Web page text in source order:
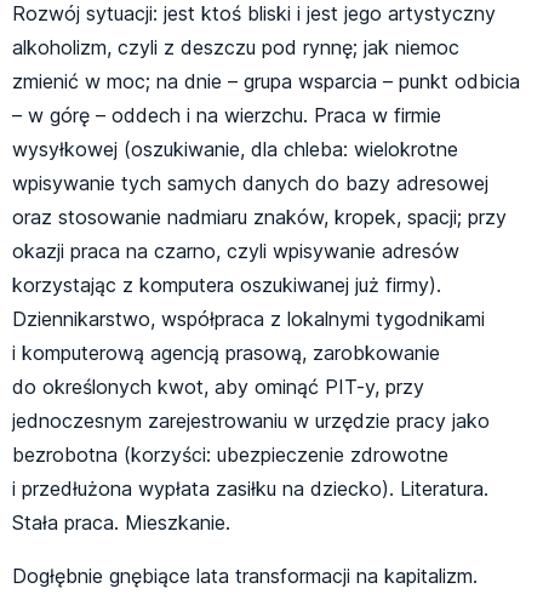
Rozwój sytuacji: jest ktoś bliski i jest jego artystyczny
alkoholizm, czyli z deszczu pod rynnę; jak niemoc
zmienić w moc; na dnie – grupa wsparcia – punkt odbicia
– w górę – oddech i na wierzchu. Praca w firmie
wysyłkowej (oszukiwanie, dla chleba: wielokrotne
wpisywanie tych samych danych do bazy adresowej
oraz stosowanie nadmiaru znaków, kropek, spacji; przy
okazji praca na czarno, czyli wpisywanie adresów
korzystając z komputera oszukiwanej już firmy).
Dziennikarstwo, współpraca z lokalnymi tygodnikami
i komputerową agencją prasową, zarobkowanie
do określonych kwot, aby ominąć PIT-y, przy
jednoczesnym zarejestrowaniu w urzędzie pracy jako
bezrobotna (korzyści: ubezpieczenie zdrowotne
i przedłużona wypłata zasiłku na dziecko). Literatura.
Stała praca. Mieszkanie.
Dogłębnie gnębiące lata transformacji na kapitalizm.